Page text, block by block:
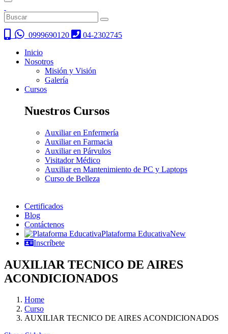
0999690120
04-2302745
Inicio
Nosotros
Misión y Visión
Galería
Cursos
Nuestros Cursos
Auxiliar en Enfermería
Auxiliar en Farmacia
Auxiliar en Párvulos
Visitador Médico
Auxiliar en Mantenimiento de PC y Laptops
Curso de Belleza
Certificados
Blog
Contáctenos
Plataforma EducativaNew
Inscríbete
AUXILIAR TECNICO DE AIRES
ACONDICIONADOS
Home
Curso
AUXILIAR TECNICO DE AIRES ACONDICIONADOS